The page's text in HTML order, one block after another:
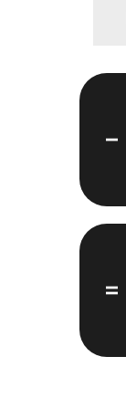
I
II